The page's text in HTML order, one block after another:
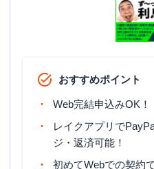
おすすめポイント
Web完結申込みOK！
レイクアプリで
ジ・返済可能！
初めてWebでの契約